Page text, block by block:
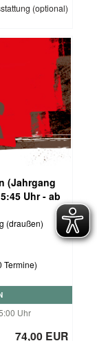
(optional)
(Jahrgang
Uhr - ab
(draußen)
Termine)
Uhr
74,00 EUR